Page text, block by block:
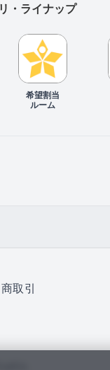
・ライナップ
希望割当
ルーム
商取引